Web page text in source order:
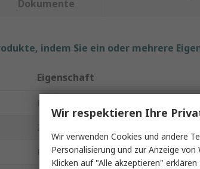
Dokumente
indem Sie ein oder mehrere
Eigenschaft
Marke
Zubehörtyp
Produkt Typ
Wir respektieren Ihre
Wir verwenden Cookies und andere
Personalisierung und zur Anzeige
Klicken auf "Alle akzeptieren"